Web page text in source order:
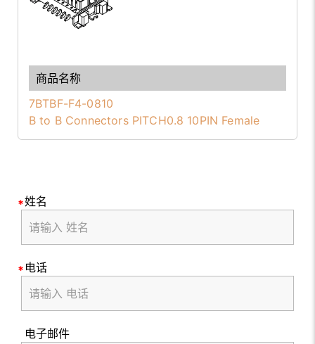
7BTBF-F4-0810
B to B Connectors PITCH0.8 10PIN Female
姓名
电话
电子邮件